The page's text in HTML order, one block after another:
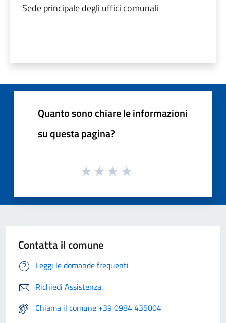
Sede principale degli uffici comunali
Quanto sono chiare le informazioni
su questa pagina?
Contatta il comune
Leggi le domande frequenti
Richiedi Assistenza
Chiama il comune +39 0984 435004